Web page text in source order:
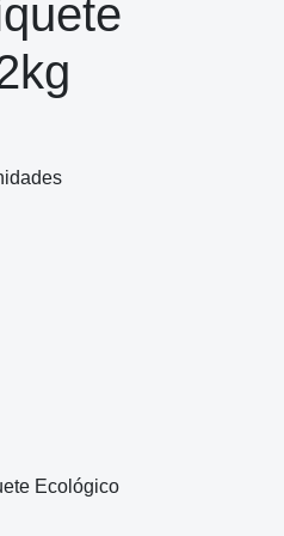
Ecológico